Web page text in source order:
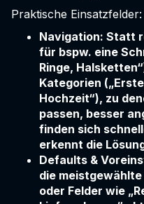
Praktische Einsatzfelder:
Navigation: Statt
für bspw. eine
Ringe,
Kategorien
Hochzeit“), zu
passen, besser
finden sich
erkennt die
Defaults &
die
oder Felder wie